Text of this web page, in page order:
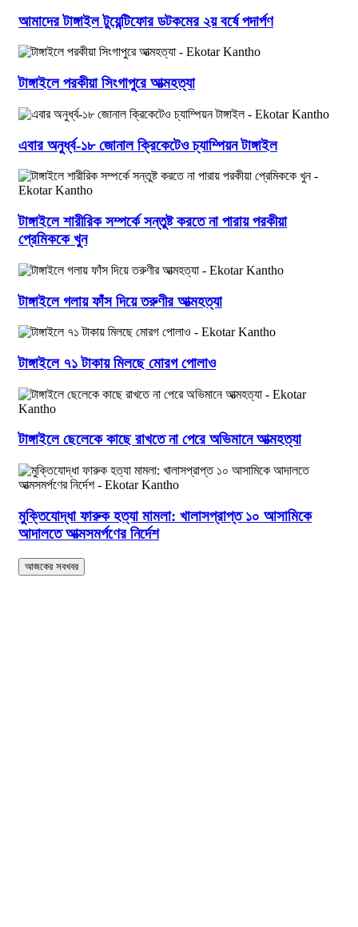
আমাদের টাঙ্গাইল টুয়েন্টিফোর ডটকমের ২য় বর্ষে পদার্পণ
টাঙ্গাইলে পরকীয়া সিংগাপুরে আত্মহত্যা
এবার অনুর্ধ্ব-১৮ জোনাল ক্রিকেটেও চ্যাম্পিয়ন টাঙ্গাইল
টাঙ্গাইলে শারীরিক সম্পর্কে সন্তুষ্ট করতে না পারায় পরকীয়া
প্রেমিককে খুন
টাঙ্গাইলে গলায় ফাঁস দিয়ে তরুণীর আত্মহত্যা
টাঙ্গাইলে ৭১ টাকায় মিলছে মোরগ পোলাও
টাঙ্গাইলে ছেলেকে কাছে রাখতে না পেরে অভিমানে আত্মহত্যা
মুক্তিযোদ্ধা ফারুক হত্যা মামলা: খালাসপ্রাপ্ত ১০ আসামিকে
আদালতে আত্মসমর্পণের নির্দেশ